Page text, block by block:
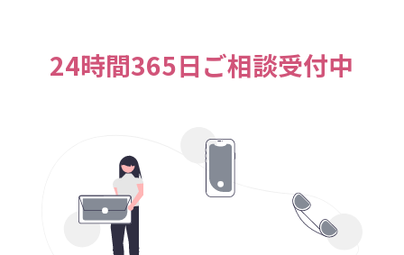
24時間365日ご相談受付中